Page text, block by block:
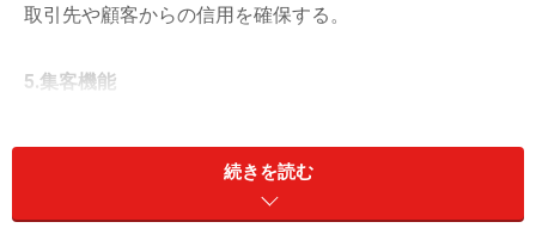
取引先や顧客からの信用を確保する。
5.集客機能
競合他社よりも有利に集客できる。
6.営業拠点機能
続きを読む